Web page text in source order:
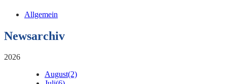
Allgemein
Newsarchiv
2026
August(2)